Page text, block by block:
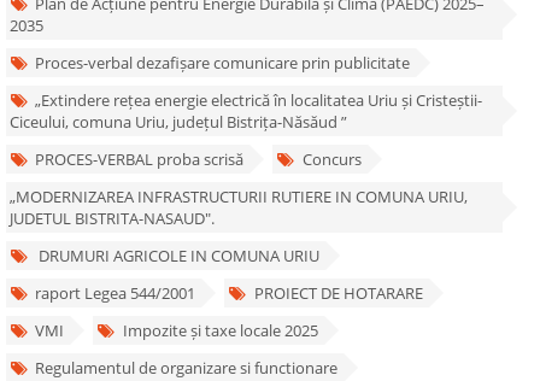
2035
Proces-verbal dezafișare comunicare prin publicitate
„Extindere rețea energie electrică în localitatea Uriu și Cristeștii-
Ciceului, comuna Uriu, județul Bistrița-Năsăud ”
PROCES-VERBAL proba scrisă
Concurs
„MODERNIZAREA INFRASTRUCTURII RUTIERE IN COMUNA URIU,
JUDETUL BISTRITA-NASAUD".
DRUMURI AGRICOLE IN COMUNA URIU
raport Legea 544/2001
PROIECT DE HOTARARE
VMI
Impozite și taxe locale 2025
Regulamentul de organizare si functionare